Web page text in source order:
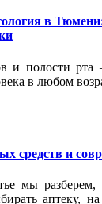
в
и полости
в любом
средств и
мы разберем,
аптеку,